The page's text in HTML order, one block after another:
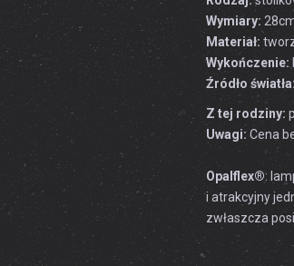
Wymiary:
Materiał:
Wykończenie:
Źródło światła:
Z tej rodziny:
Uwagi: Cena
Opalflex®:
i atrakcyjny
zwłaszcza